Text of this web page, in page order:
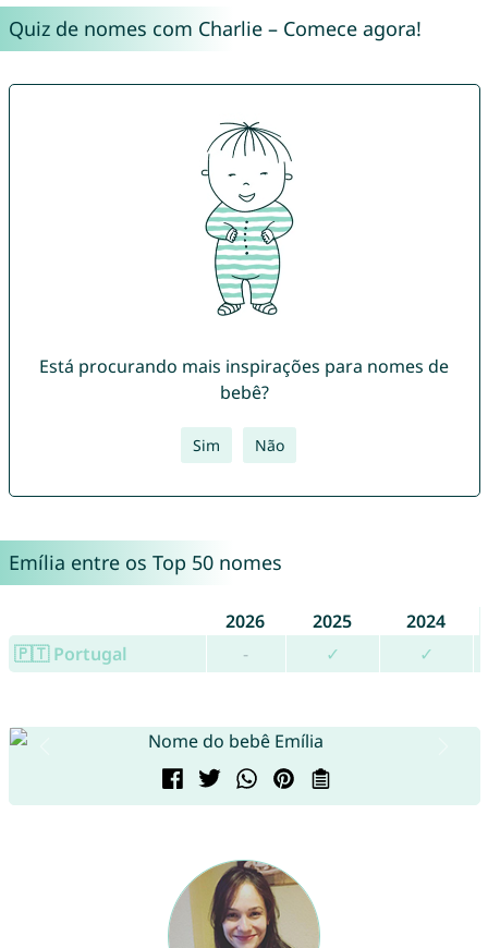
Quiz de nomes com Charlie – Comece agora!
Está procurando mais inspirações para nomes de
bebê?
Sim Não
Emília entre os Top 50 nomes
2026 2025
2024
🇵🇹 Portugal
- ✓ ✓